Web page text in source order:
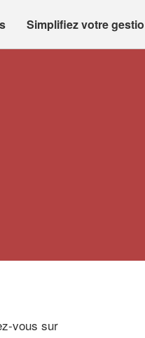
Simplifiez votre
vous sur